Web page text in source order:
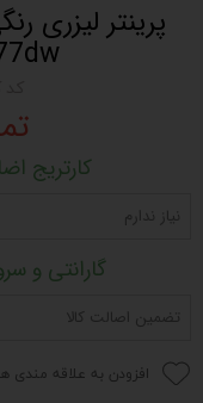
کارتریج
نیاز ندارم
گارانتی و
تضمین اصالت کالا
افزودن به علاقه مندی